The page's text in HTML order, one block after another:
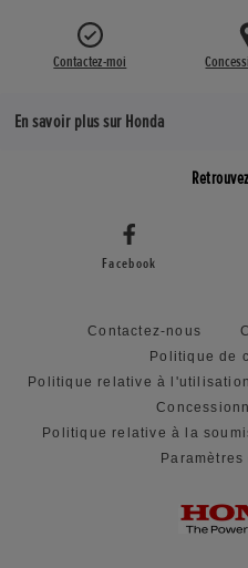
Contactez-moi
En savoir plus sur Honda
Facebook
Contactez-nous
Politique de
Politique relative à
Politique relative à la